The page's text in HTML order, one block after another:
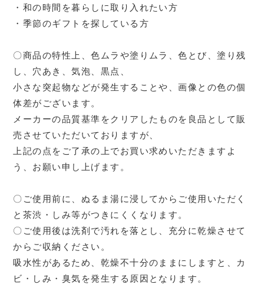
・和の時間を暮らしに取り入れたい方
・季節のギフトを探している方
〇商品の特性上、色ムラや塗りムラ、色とび、塗り残
し、穴あき、気泡、黒点、
小さな突起物などが発生することや、画像との色の個
体差がございます。
メーカーの品質基準をクリアしたものを良品として販
売させていただいておりますが、
上記の点をご了承の上でお買い求めいただきますよ
う、お願い申し上げます。
〇ご使用前に、ぬるま湯に浸してからご使用いただく
と茶渋・しみ等がつきにくくなります。
〇ご使用後は洗剤で汚れを落とし、充分に乾燥させて
からご収納ください。
吸水性があるため、乾燥不十分のままにしますと、カ
ビ・しみ・臭気を発生する原因となります。